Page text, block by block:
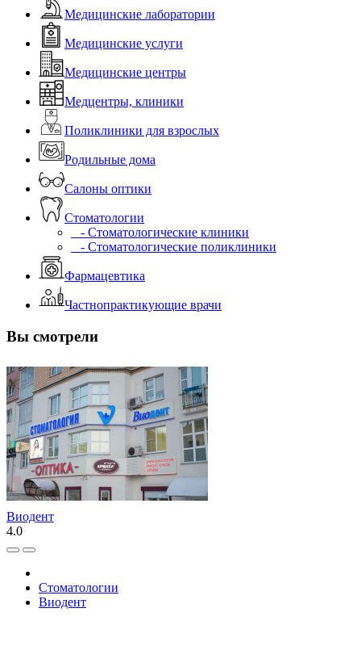
Медицинские лаборатории
Медицинские услуги
Медицинские центры
Медцентры, клиники
Поликлиники для взрослых
Родильные дома
Салоны оптики
Стоматологии
- Стоматологические клиники
- Стоматологические поликлиники
Фармацевтика
Частнопрактикующие врачи
Вы смотрели
Виодент
4.0
Стоматологии
Виодент